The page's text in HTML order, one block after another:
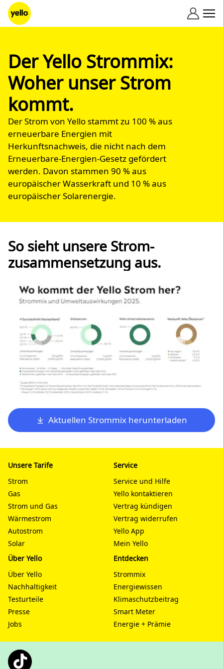
Zum Inhalt springen
Der Yello Strommix:
Woher unser Strom
kommt.
Der Strom von Yello stammt zu 100 % aus
erneuerbare Energien mit
Herkunftsnachweis, die nicht nach dem
Erneuerbare-Energien-Gesetz gefördert
werden. Davon stammen 90 % aus
europäischer Wasserkraft und 10 % aus
europäischer Solarenergie.
So sieht unsere Strom­
zusammen­setzung aus.
Aktuellen Strommix herunterladen
Unsere Tarife
Strom
Gas
Strom und Gas
Wärmestrom
Autostrom
Solar
Service
Service und Hilfe
Yello kontaktieren
Vertrag kündigen
Vertrag widerrufen
Yello App
Mein Yello
Über Yello
Über Yello
Nachhaltigkeit
Testurteile
Presse
Jobs
Entdecken
Strommix
Energiewissen
Klimaschutzbeitrag
Smart Meter
Energie + Prämie